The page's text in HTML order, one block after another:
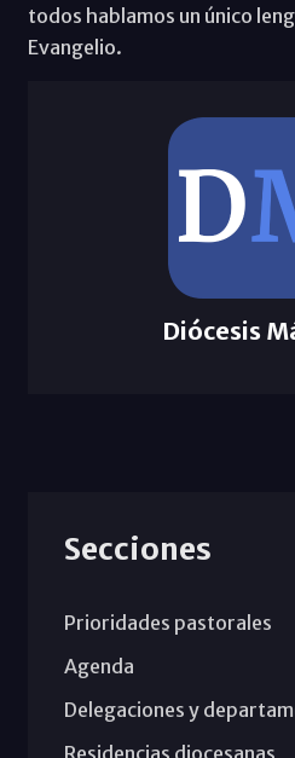
todos hablamos un único
Evangelio.
Diócesis
Secciones
Prioridades pastorales
Agenda
Delegaciones y
Residencias diocesanas